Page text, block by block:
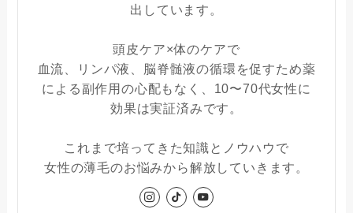
出しています。
頭皮ケア×体のケアで
血流、リンパ液、脳脊髄液の循環を促すため薬
による副作用の心配もなく、10〜70代女性に
効果は実証済みです。
これまで培ってきた知識とノウハウで
女性の薄毛のお悩みから解放していきます。